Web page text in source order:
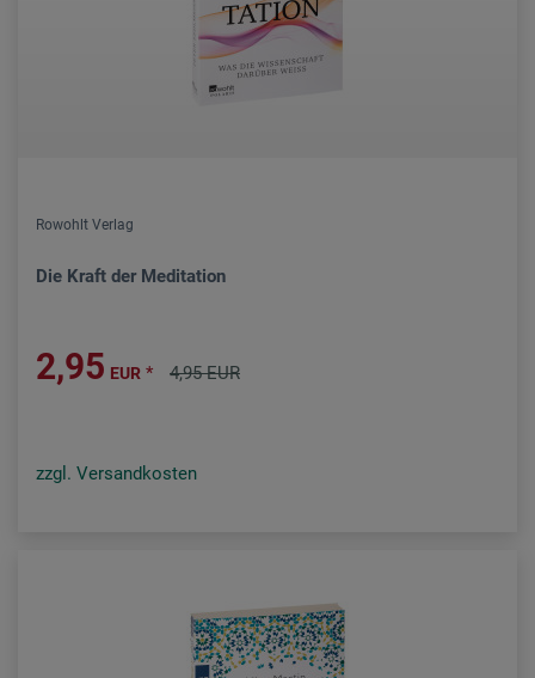
Rowohlt Verlag
Die Kraft der Meditation
2,95 EUR * 4,95 EUR
zzgl. Versandkosten